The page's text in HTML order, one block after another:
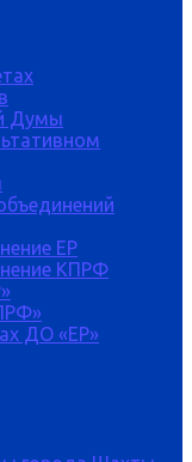
Думы
ЕР
КПРФ
ДО «ЕР»